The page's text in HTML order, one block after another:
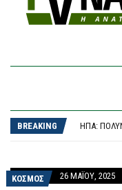
BREAKING
ΚΟΣΜΟΣ
26 ΜΑΪ́ΟΥ, 2025